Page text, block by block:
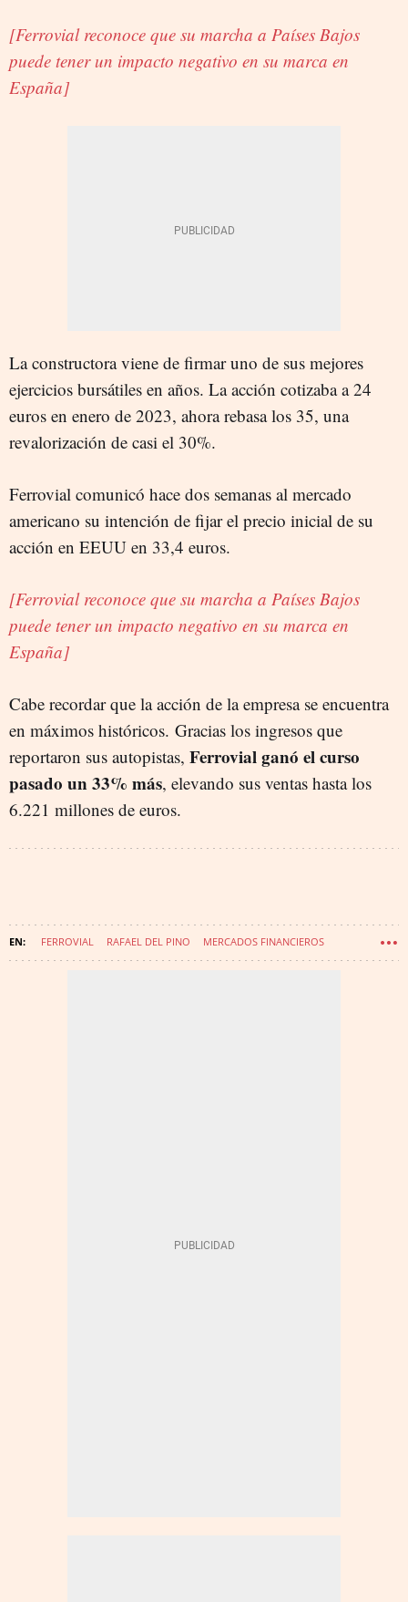
[Ferrovial reconoce que su marcha a Países Bajos
puede tener un impacto negativo en su marca en
España]
La constructora viene de firmar uno de sus mejores
ejercicios bursátiles en años. La acción cotizaba a 24
euros en enero de 2023, ahora rebasa los 35, una
revalorización de casi el 30%.
Ferrovial comunicó hace dos semanas al mercado
americano su intención de fijar el precio inicial de su
acción en EEUU en 33,4 euros.
[Ferrovial reconoce que su marcha a Países Bajos
puede tener un impacto negativo en su marca en
España]
Cabe recordar que la acción de la empresa se encuentra
en máximos históricos. Gracias los ingresos que
reportaron sus autopistas, Ferrovial ganó el curso
pasado un 33% más, elevando sus ventas hasta los
6.221 millones de euros.
FERROVIAL RAFAEL DEL PINO MERCADOS FINANCIEROS